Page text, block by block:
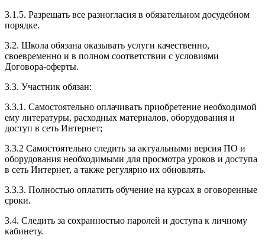
3.1.5. Разрешать все разногласия в обязательном досудебном
порядке.
3.2. Школа обязана оказывать услуги качественно,
своевременно и в полном соответствии с условиями
Договора-оферты.
3.3. Участник обязан:
3.3.1. Cамостоятельно оплачивать приобретение необходимой
ему литературы, расходных материалов, оборудования и
доступ в сеть Интернет;
3.3.2 Самостоятельно следить за актуальными версия ПО и
оборудования необходимыми для просмотра уроков и доступа
в сеть Интернет, а также регулярно их обновлять.
3.3.3. Полностью оплатить обучение на курсах в оговоренные
сроки.
3.4. Следить за сохранностью паролей и доступа к личному
кабинету.